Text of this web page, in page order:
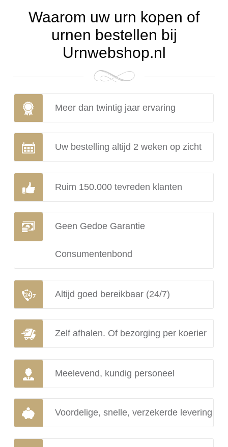
Waarom uw urn kopen of
urnen bestellen bij
Urnwebshop.nl
Meer dan twintig jaar ervaring
Uw bestelling altijd 2 weken op zicht
Ruim 150.000 tevreden klanten
Geen Gedoe Garantie
Consumentenbond
Altijd goed bereikbaar (24/7)
Zelf afhalen. Of bezorging per koerier
Meelevend, kundig personeel
Voordelige, snelle, verzekerde levering